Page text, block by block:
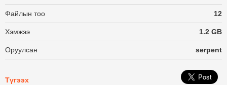
Файлын тоо 12
Хэмжээ 1.2 GB
Оруулсан serpent
Түгээх